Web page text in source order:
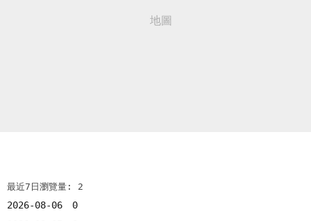
最近7日瀏覽量: 2
2026-08-06
0